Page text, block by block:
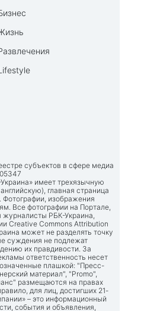
субъектов в сфере медиа
имеет трехязычную
главная страница
. Фотографии, изображения
Все фотографии на Портале,
журналисты РБК-Украина,
Creative Commons Attribution
может не разделять точку
суждения не подлежат
их правдивости. За
ответственность несет
плашкой: "Пресс-
материал", "Promo",
размещаются на правах
для лиц, достигших 21-
– это информационный
события и объявления,